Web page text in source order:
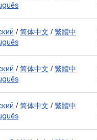
/简体中文 /繁體中
/简体中文 /繁體中
/简体中文 /繁體中